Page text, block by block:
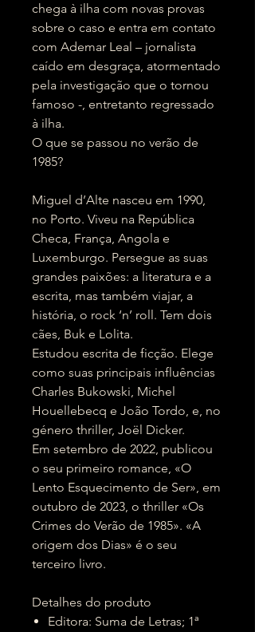
chega à ilha com novas provas
sobre o caso e entra em contato
com Ademar Leal – jornalista
caído em desgraça, atormentado
pela investigação que o tornou
famoso -, entretanto regressado
à ilha.
O que se passou no verão de
1985?
Miguel d’Alte nasceu em 1990,
no Porto. Viveu na República
Checa, França, Angola e
Luxemburgo. Persegue as suas
grandes paixões: a literatura e a
escrita, mas também viajar, a
história, o rock ‘n’ roll. Tem dois
cães, Buk e Lolita.
Estudou escrita de ficção. Elege
como suas principais influências
Charles Bukowski, Michel
Houellebecq e João Tordo, e, no
género thriller, Joël Dicker.
Em setembro de 2022, publicou
o seu primeiro romance, «O
Lento Esquecimento de Ser», em
outubro de 2023, o thriller «Os
Crimes do Verão de 1985». «A
origem dos Dias» é o seu
terceiro livro.
Detalhes do produto
Editora: Suma de Letras‎; 1ª